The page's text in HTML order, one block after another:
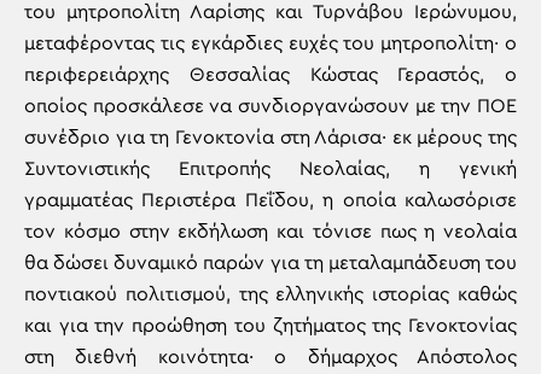
του μητροπολίτη Λαρίσης και Τυρνάβου Ιερώνυμου,
μεταφέροντας τις εγκάρδιες ευχές του μητροπολίτη· ο
περιφερειάρχης Θεσσαλίας Κώστας Γεραστός, ο
οποίος προσκάλεσε να συνδιοργανώσουν με την ΠΟΕ
συνέδριο για τη Γενοκτονία στη Λάρισα· εκ μέρους της
Συντονιστικής Επιτροπής Νεολαίας, η γενική
γραμματέας Περιστέρα Πεΐδου, η οποία καλωσόρισε
τον κόσμο στην εκδήλωση και τόνισε πως η νεολαία
θα δώσει δυναμικό παρών για τη μεταλαμπάδευση του
ποντιακού πολιτισμού, της ελληνικής ιστορίας καθώς
και για την προώθηση του ζητήματος της Γενοκτονίας
στη διεθνή κοινότητα· ο δήμαρχος Απόστολος